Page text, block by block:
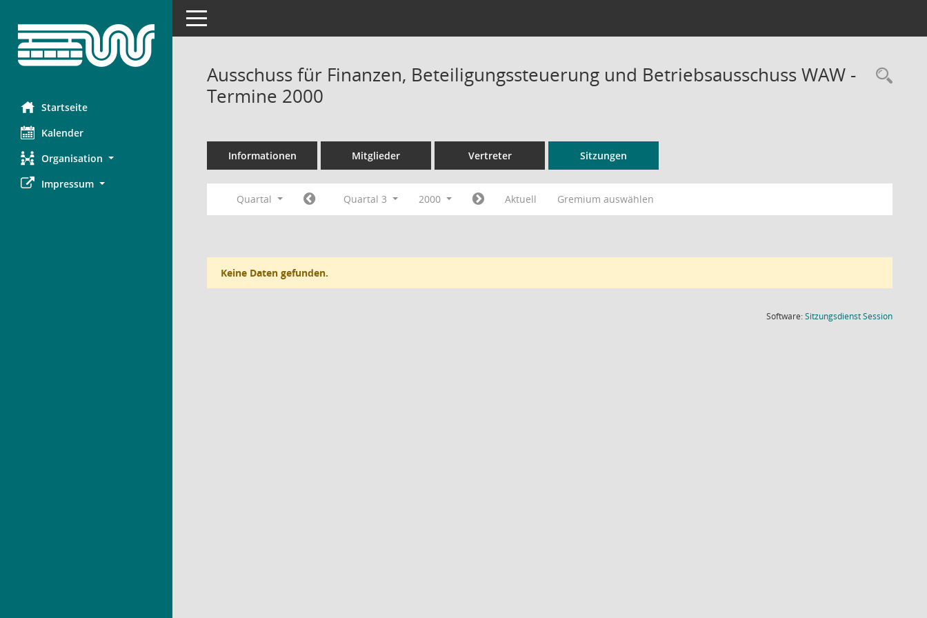
Startseite
Kalender
Organisation
Impressum
Toggle navigation
Ausschuss für Finanzen, Beteiligungssteuerung und Betriebsausschuss WAW -
Termine 2000
Informationen Mitglieder Vertreter Sitzungen
Quartal Quartal 3 2000 Aktuell Gremium auswählen
Keine Daten gefunden.
Software:SitzungsdienstSession(Wird in